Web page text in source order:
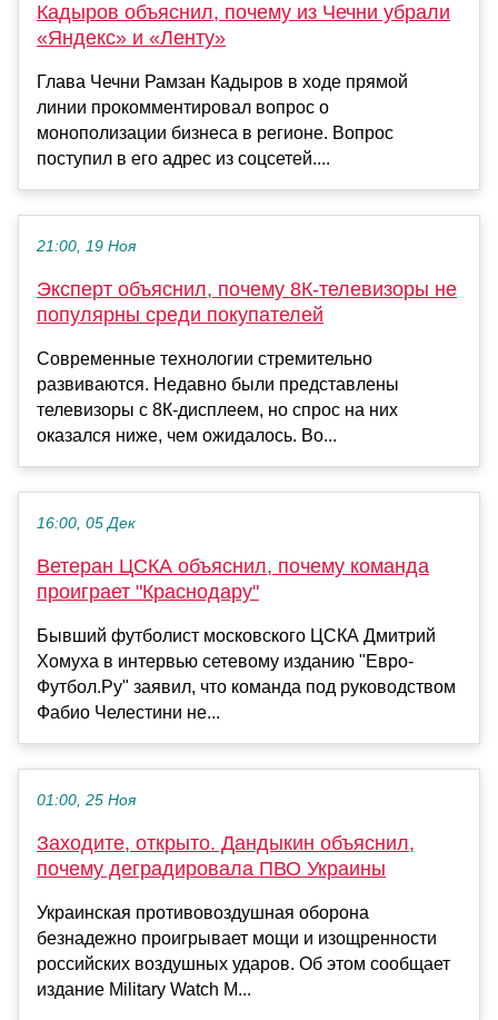
Кадыров объяснил, почему из Чечни убрали
«Яндекс» и «Ленту»
Глава Чечни Рамзан Кадыров в ходе прямой
линии прокомментировал вопрос о
монополизации бизнеса в регионе. Вопрос
поступил в его адрес из соцсетей....
21:00, 19 Ноя
Эксперт объяснил, почему 8К-телевизоры не
популярны среди покупателей
Современные технологии стремительно
развиваются. Недавно были представлены
телевизоры с 8К-дисплеем, но спрос на них
оказался ниже, чем ожидалось. Во...
16:00, 05 Дек
Ветеран ЦСКА объяснил, почему команда
проиграет "Краснодару"
Бывший футболист московского ЦСКА Дмитрий
Хомуха в интервью сетевому изданию "Евро-
Футбол.Ру" заявил, что команда под руководством
Фабио Челестини не...
01:00, 25 Ноя
Заходите, открыто. Дандыкин объяснил,
почему деградировала ПВО Украины
Украинская противовоздушная оборона
безнадежно проигрывает мощи и изощренности
российских воздушных ударов. Об этом сообщает
издание Military Watch M...